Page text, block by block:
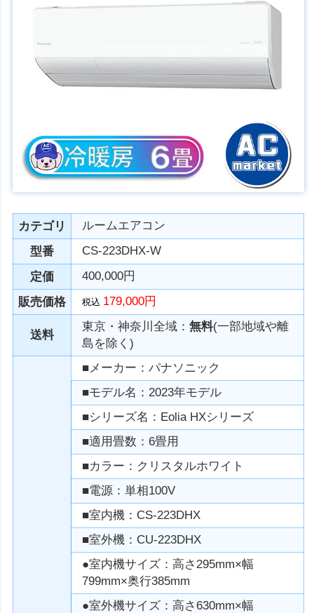
カテゴリ
ルームエアコン
型番
CS-223DHX-W
定価
400,000円
販売価格
税込 179,000円
送料
東京・神奈川全域：無料(一部地域や離
島を除く)
■メーカー：パナソニック
■モデル名：2023年モデル
■シリーズ名：Eolia HXシリーズ
■適用畳数：6畳用
■カラー：クリスタルホワイト
■電源：単相100V
■室内機：CS-223DHX
■室外機：CU-223DHX
●室内機サイズ：高さ295mm×幅
799mm×奥行385mm
●室外機サイズ：高さ630mm×幅